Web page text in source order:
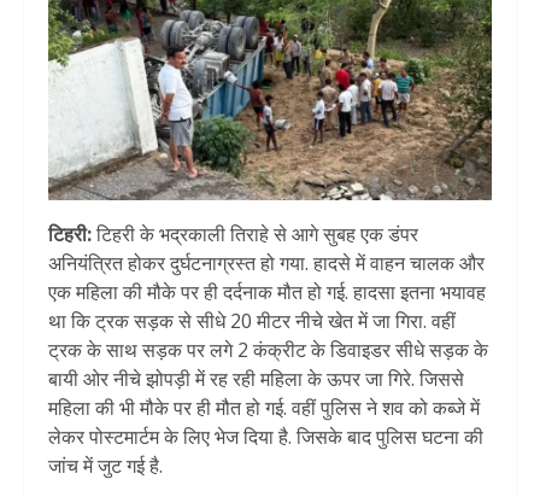
टिहरी:टिहरी के भद्रकाली तिराहे से आगे सुबह एक डंपर
अनियंत्रित होकर दुर्घटनाग्रस्त हो गया. हादसे में वाहन चालक और
एक महिला की मौके पर ही दर्दनाक मौत हो गई. हादसा इतना भयावह
था कि ट्रक सड़क से सीधे 20 मीटर नीचे खेत में जा गिरा. वहीं
ट्रक के साथ सड़क पर लगे 2 कंक्रीट के डिवाइडर सीधे सड़क के
बायी ओर नीचे झोपड़ी में रह रही महिला के ऊपर जा गिरे. जिससे
महिला की भी मौके पर ही मौत हो गई. वहीं पुलिस ने शव को कब्जे में
लेकर पोस्टमार्टम के लिए भेज दिया है. जिसके बाद पुलिस घटना की
जांच में जुट गई है.